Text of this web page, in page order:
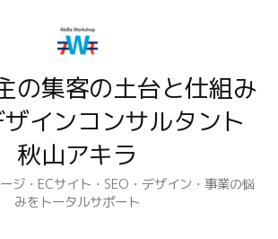
の集客の土台と仕組み
インコンサルタント
秋山アキラ
ジ・ECサイト・SEO・デザイン・事業の悩
みをトータルサポート